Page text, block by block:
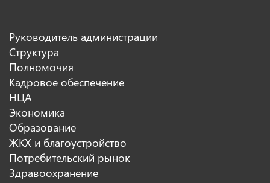
Руководитель администрации
Структура
Полномочия
Кадровое обеспечение
НЦА
Экономика
Образование
ЖКХ и благоустройство
Потребительский рынок
Здравоохранение